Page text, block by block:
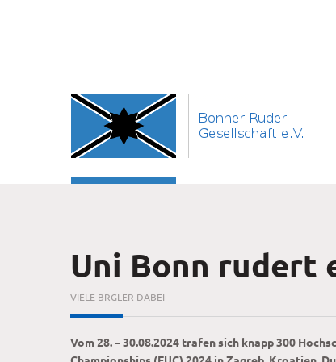
Uni Bonn rudert
VIELE BRGLER DABEI
Vom 28. – 30.08.2024 trafen sich knapp 300